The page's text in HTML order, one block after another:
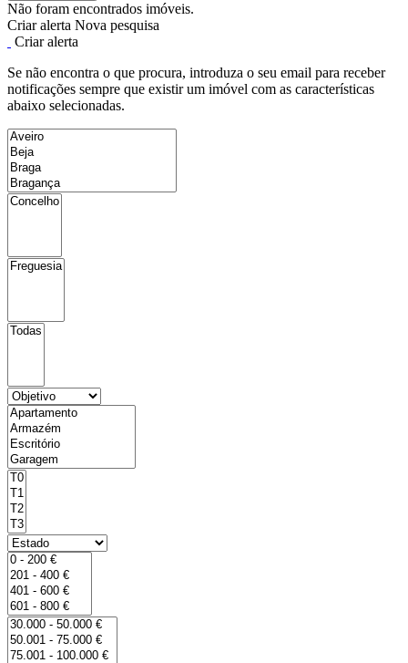
Não foram encontrados imóveis.
Criar alerta Nova pesquisa
Criar alerta
Se não encontra o que procura, introduza o seu email para receber
notificações sempre que existir um imóvel com as características
abaixo selecionadas.